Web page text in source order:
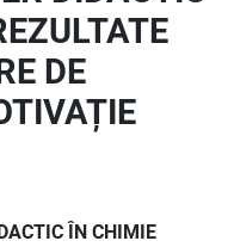
DE
ÎN CHIMIE